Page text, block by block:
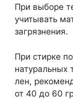
При выборе
учитывать
загрязнения.
При стирке
натуральных
лен,
от 40 до 60